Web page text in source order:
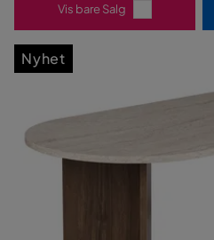
Vis bare Salg
Nyhet